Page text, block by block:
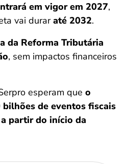
em vigor em 2027,
vai duraraté 2032.
da Reforma Tributária
, sem impactos financeiros
esperam que o
de eventos fiscais
partir do início da